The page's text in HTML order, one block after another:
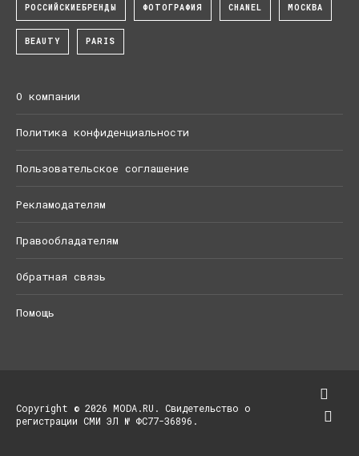
РОССИЙСКИЕБРЕНДЫ ФОТОГРАФИЯ CHANEL МОСКВА
BEAUTY PARIS
О компании
Политика конфиденциальности
Пользовательское соглашение
Рекламодателям
Правообладателям
Обратная связь
Помощь
Copyright © 2026 MODA.RU. Свидетельство о
регистрации СМИ ЭЛ № ФС77-36896.